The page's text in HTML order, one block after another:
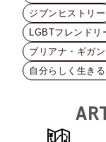
ジブンヒストリー
LGBTフレンドリ
ブリアナ・ギガ
自分らしく生き